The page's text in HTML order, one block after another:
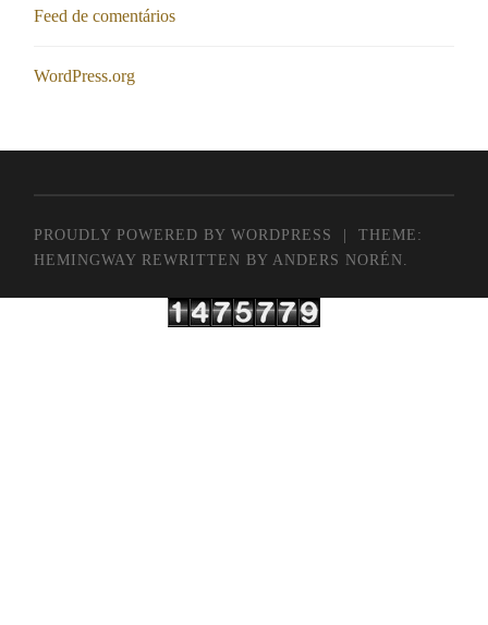
Feed de comentários
WordPress.org
PROUDLY POWERED BY WORDPRESS |
THEME:
HEMINGWAY REWRITTEN BY ANDERS NORÉN